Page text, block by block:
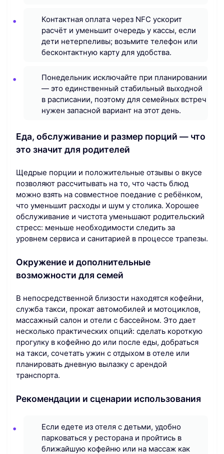
Контактная оплата через NFC ускорит
расчёт и уменьшит очередь у кассы, если
дети нетерпеливы; возьмите телефон или
бесконтактную карту для удобства.
Понедельник исключайте при планировании
— это единственный стабильный выходной
в расписании, поэтому для семейных встреч
нужен запасной вариант на этот день.
Еда, обслуживание и размер порций — что
это значит для родителей
Щедрые порции и положительные отзывы о вкусе
позволяют рассчитывать на то, что часть блюд
можно взять на совместное поедание с ребёнком,
что уменьшит расходы и шум у столика. Хорошее
обслуживание и чистота уменьшают родительский
стресс: меньше необходимости следить за
уровнем сервиса и санитарией в процессе трапезы.
Окружение и дополнительные
возможности для семей
В непосредственной близости находятся кофейни,
служба такси, прокат автомобилей и мотоциклов,
массажный салон и отели с бассейном. Это дает
несколько практических опций: сделать короткую
прогулку в кофейню до или после еды, добраться
на такси, сочетать ужин с отдыхом в отеле или
планировать дневную вылазку с арендой
транспорта.
Рекомендации и сценарии использования
Если едете из отеля с детьми, удобно
парковаться у ресторана и пройтись в
ближайшую кофейню или на массаж как